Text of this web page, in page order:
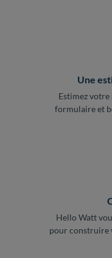
Une
Estimez
formulaire et
Hello Watt
pour construire